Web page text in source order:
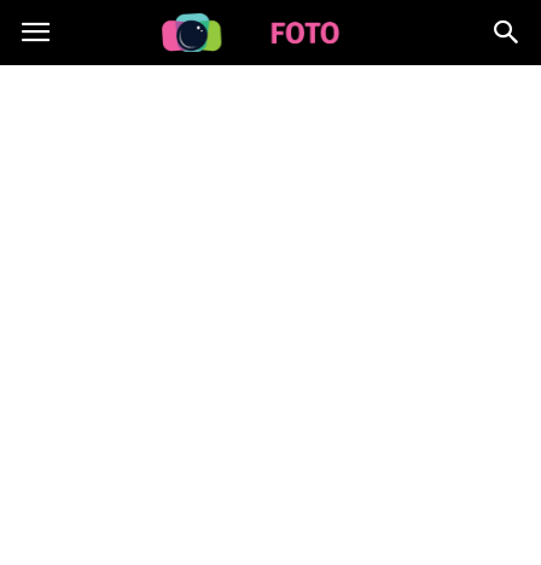
Lafoto.pl